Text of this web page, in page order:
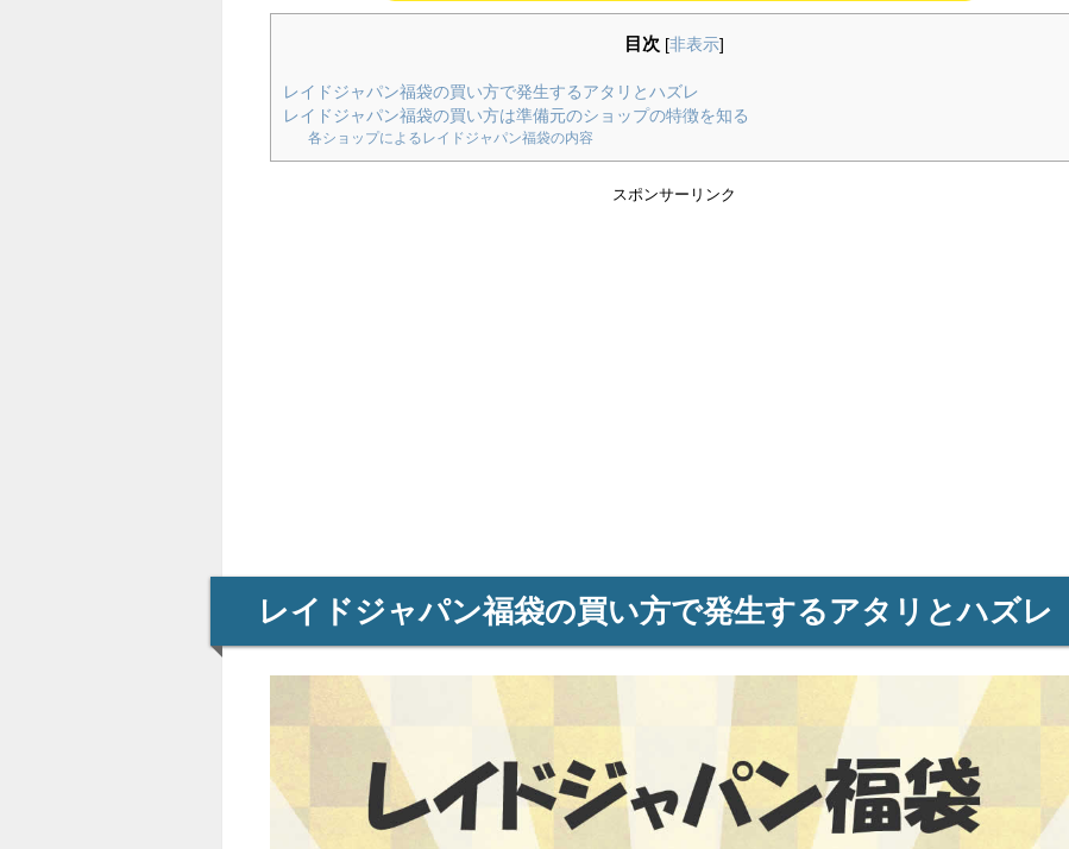
目次 [非表示]
レイドジャパン福袋の買い方で発生するアタリとハズレ
レイドジャパン福袋の買い方は準備元のショップの特徴を知る
各ショップによるレイドジャパン福袋の内容
スポンサーリンク
レイドジャパン福袋の買い方で発生するアタリとハズレ